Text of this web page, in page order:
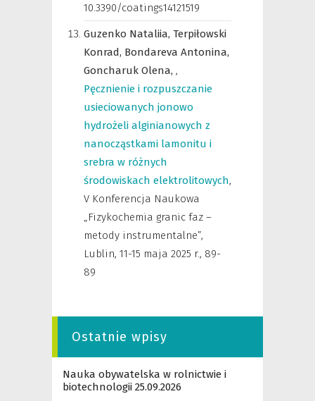
10.3390/coatings14121519
Guzenko Nataliia, Terpiłowski
Konrad, Bondareva Antonina,
Goncharuk Olena, ,
Pęcznienie i rozpuszczanie
usieciowanych jonowo
hydrożeli alginianowych z
nanocząstkami lamonitu i
srebra w różnych
środowiskach elektrolitowych,
V Konferencja Naukowa
„Fizykochemia granic faz –
metody instrumentalne”,
Lublin, 11-15 maja 2025 r., 89-
89
Ostatnie wpisy
Nauka obywatelska w rolnictwie i
biotechnologii 25.09.2026